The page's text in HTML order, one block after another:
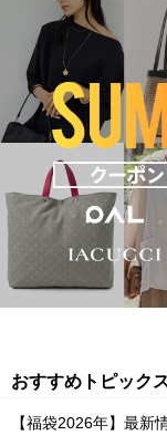
おすすめトピック
【福袋2026年】最新